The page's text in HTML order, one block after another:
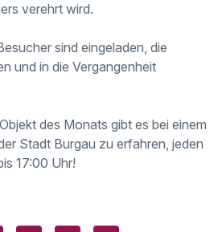
verehrt wird.
sind eingeladen, die
und in die Vergangenheit
des Monats gibt es bei einem
Stadt Burgau zu erfahren, jeden
17:00 Uhr!